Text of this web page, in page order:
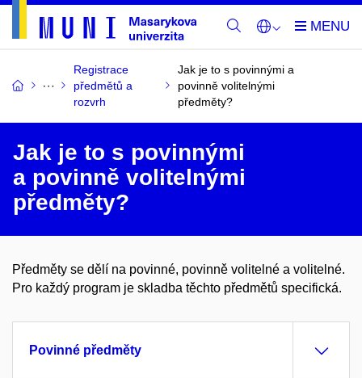
Registrace
předmětů a
rozvrh
Jak je to s povinnými a
povinně volitelnými
předměty?
Jak je to s povinnými
a povinně volitelnými
předměty?
Předměty se dělí na povinné, povinně volitelné a volitelné.
Pro každý program je skladba těchto předmětů specifická.
Povinné předměty